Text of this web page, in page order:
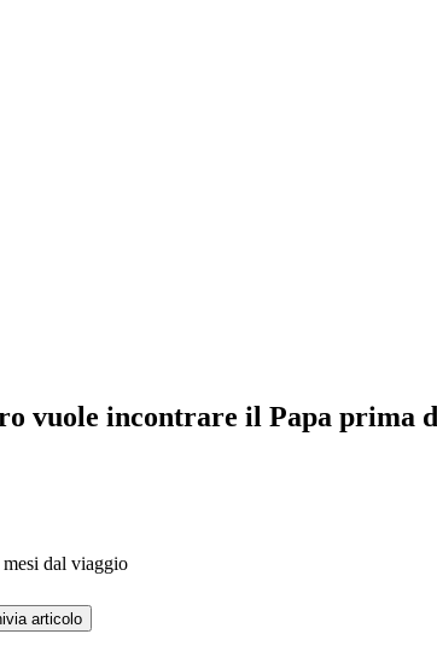
vuole incontrare il Papa prima
dal viaggio
articolo